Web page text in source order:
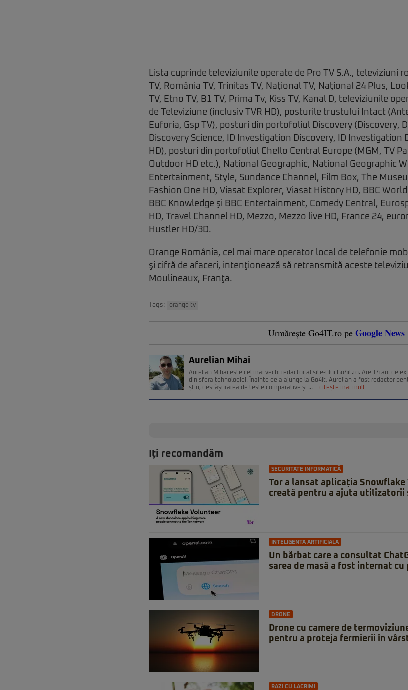
Lista cuprinde televiziunile operate de Pro TV S.A., televiziuni
TV, România TV, Trinitas TV, Naţional TV, Naţional 24 Plus,
TV, Etno TV, B1 TV, Prima Tv, Kiss TV, Kanal D, televiziunile
de Televiziune (inclusiv TVR HD), posturile trustului Intact
Euforia, Gsp TV), posturi din portofoliul Discovery (Discovery,
Discovery Science, ID Investigation Discovery, ID Investigation
HD), posturi din portofoliul Chello Central Europe (MGM, TV
Outdoor HD etc.), National Geographic, National Geographic
Entertainment, Style, Sundance Channel, Film Box, The
Fashion One HD, Viasat Explorer, Viasat History HD, BBC
BBC Knowledge şi BBC Entertainment, Comedy Central,
HD, Travel Channel HD, Mezzo, Mezzo live HD, France 24,
Hustler HD/3D.
Orange România, cel mai mare operator local de telefonie
şi cifră de afaceri, intenţionează să retransmită aceste
Moulineaux, Franţa.
Tags: orange tv
Urmărește Go4IT.ro pe Google News
Aurelian Mihai
Aurelian Mihai este cel mai vechi redactor al site-ului Go4it.ro. Are 14 ani de
din sfera tehnologiei. Înainte de a ajunge la Go4it, Aurelian a fost redactor
știri, desfășurarea de teste comparative și ...
citește mai mult
Iți recomandăm
SECURITATE INFORMATICĂ
Tor a lansat aplicația
creată pentru a ajuta utilizatorii
INTELIGENTA ARTIFICIALA
Un bărbat care a consultat
sarea de masă a fost internat cu
DRONE
Drone cu camere de
pentru a proteja fermierii în
RAZI CU LACRIMI